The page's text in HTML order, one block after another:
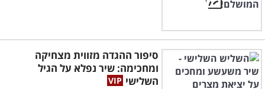
סיפור ההגדה מזווית מצחיקה
ומחכימה: שיר נפלא על הגיל
השלישי